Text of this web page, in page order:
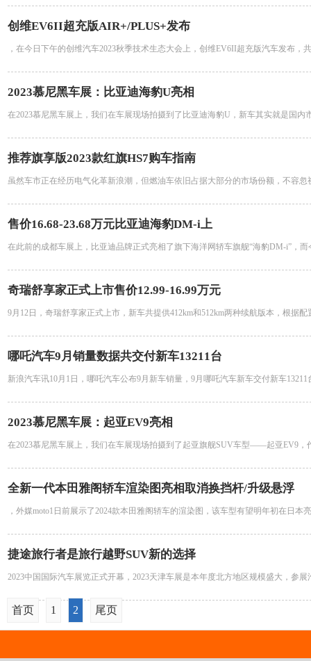
创维EV6II超充版AIR+/PLUS+发布
，在今日下午的创维汽车2023秋季技术生态大会上，创维EV6II超充版汽车发布，
2023慕尼黑车展：比亚迪海豹U亮相
在2023慕尼黑车展上，我们在车展现场拍摄到了比亚迪海豹U，新车其实就是国内
推荐旗享版2023款红旗HS7购车指南
虽然车市正在经历电气化革新浪潮，但燃油车依旧占据大部分的市场份额，不容忽
售价16.68-23.68万元比亚迪海豹DM-i上
在此前的成都车展上，比亚迪品牌正式亮相了旗下海洋网轿车旗舰“海豹DM-i”，而
奇瑞舒享家正式上市售价12.99-16.99万元
9月12日，奇瑞舒享家正式上市，新车共提供412km和512km两种续航版本，根据配
哪吒汽车9月销量数据共交付新车13211台
新浪汽车讯10月1日，哪吒汽车公布9月新车销量，9月哪吒汽车新车交付新车13211
2023慕尼黑车展：起亚EV9亮相
在2023慕尼黑车展上，我们在车展现场拍摄到了起亚旗舰SUV车型——起亚EV9，
全新一代本田雅阁轿车渲染图亮相取消换挡杆/升级悬浮
，外媒moto1日前展示了2024款本田雅阁轿车的渲染图，该车型有望明年初在日本
捷途旅行者是旅行越野SUV新的选择
2023中国国际汽车展览正式开幕，2023天津车展是本年度北方地区规模盛大，参展
首页 1 2 尾页